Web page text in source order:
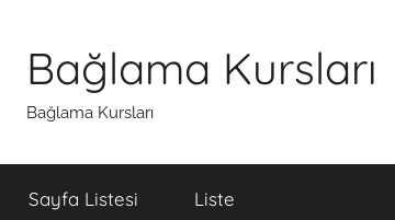
Bağlama Kursları
Bağlama Kursları
Sayfa Listesi Liste